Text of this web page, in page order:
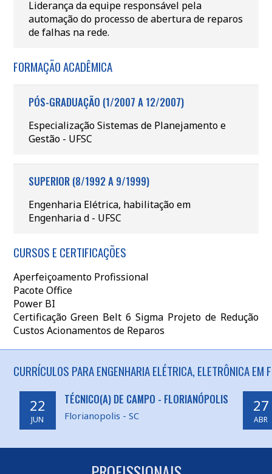
Liderança da equipe responsável pela
automação do processo de abertura de reparos
de falhas na rede.
FORMAÇÃO ACADÊMICA
PÓS-GRADUAÇÃO (1/2007 A 12/2007)
Especialização Sistemas de Planejamento e
Gestão - UFSC
SUPERIOR (8/1992 A 9/1999)
Engenharia Elétrica, habilitação em
Engenharia d - UFSC
CURSOS E CERTIFICAÇÕES
Aperfeiçoamento Profissional
Pacote Office
Power BI
Certificação Green Belt 6 Sigma Projeto de Redução
Custos Acionamentos de Reparos
CURRÍCULOS PARA ENGENHARIA ELÉTRICA, ELETRÔNICA EM
22
JUN
TÉCNICO(A) DE CAMPO - FLORIANÓPOLIS
Florianopolis - SC
27
ABR